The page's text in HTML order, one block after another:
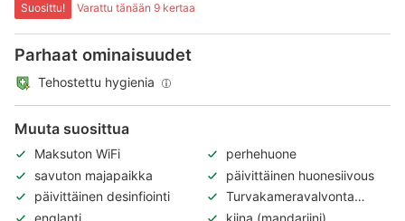
Suosittu! Varattu tänään 9 kertaa
Parhaat ominaisuudet
Tehostettu hygienia
Muuta suosittua
Maksuton WiFi
perhehuone
savuton majapaikka
päivittäinen huonesiivous
päivittäinen desinfiointi
Turvakameravalvonta
ulkotiloissa
englanti kiina (mandariini)